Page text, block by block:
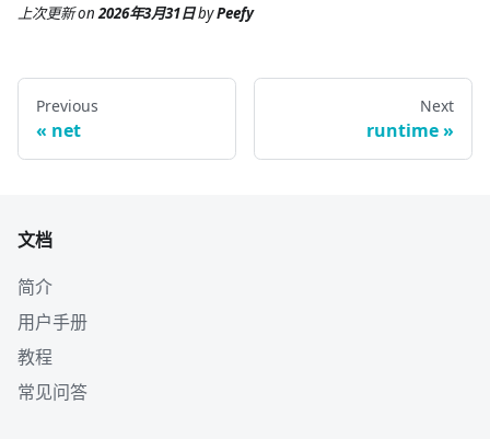
上次更新on2026年3月31日byPeefy
Previous
net
Next
runtime
文档
简介
用户手册
教程
常见问答